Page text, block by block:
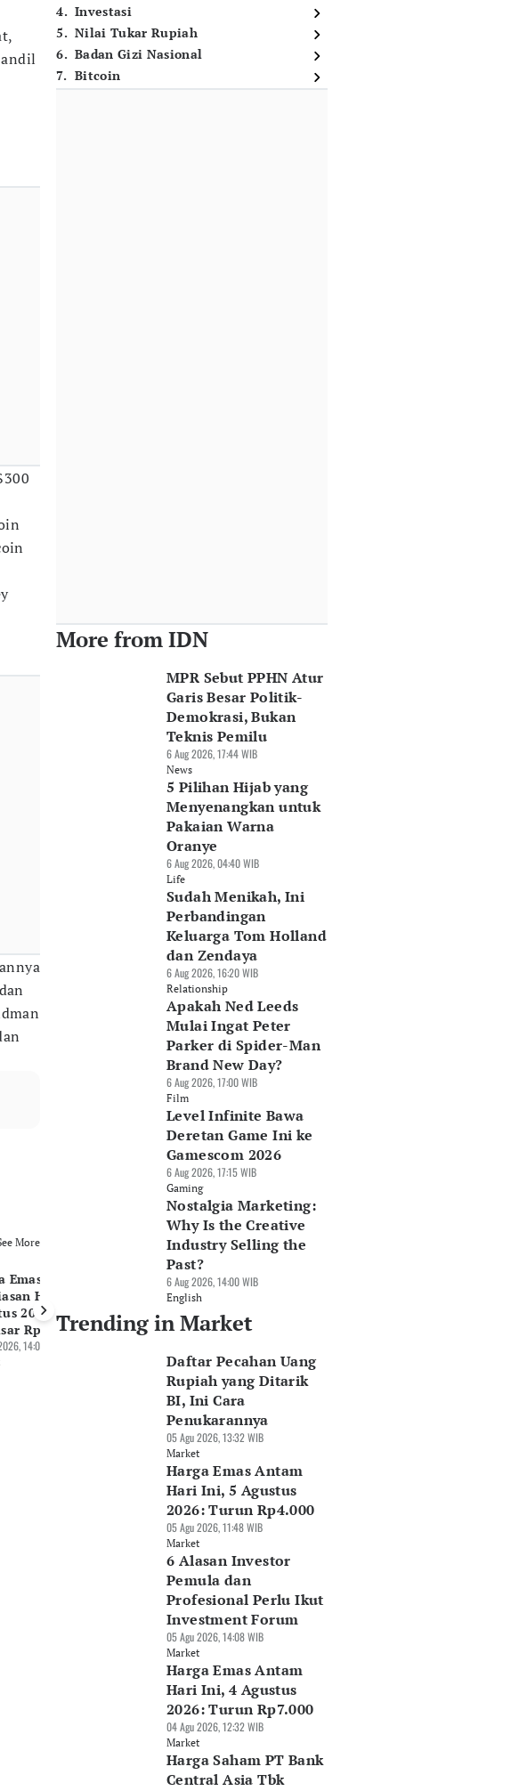
More
Emas
Hari Ini, 6
2026:
Rp688 Ribu
14:07 WIB
5 Perbedaan S&P
500, Dow Jones, dan
Nasdaq
06 Agu 2026, 13:31 WIB
Market
4. Investasi
5. Nilai Tukar Rupiah
6. Badan Gizi Nasional
7. Bitcoin
More from IDN
MPR Sebut PPHN Atur
Garis Besar Politik-
Demokrasi, Bukan
Teknis Pemilu
6 Aug 2026, 17:44 WIB
News
5 Pilihan Hijab yang
Menyenangkan untuk
Pakaian Warna
Oranye
6 Aug 2026, 04:40 WIB
Life
Sudah Menikah, Ini
Perbandingan
Keluarga Tom Holland
dan Zendaya
6 Aug 2026, 16:20 WIB
Relationship
Apakah Ned Leeds
Mulai Ingat Peter
Parker di Spider-Man
Brand New Day?
6 Aug 2026, 17:00 WIB
Film
Level Infinite Bawa
Deretan Game Ini ke
Gamescom 2026
6 Aug 2026, 17:15 WIB
Gaming
Nostalgia Marketing:
Why Is the Creative
Industry Selling the
Past?
6 Aug 2026, 14:00 WIB
English
Trending in Market
Daftar Pecahan Uang
Rupiah yang Ditarik
BI, Ini Cara
Penukarannya
05 Agu 2026, 13:32 WIB
Market
Harga Emas Antam
Hari Ini, 5 Agustus
2026: Turun Rp4.000
05 Agu 2026, 11:48 WIB
Market
6 Alasan Investor
Pemula dan
Profesional Perlu Ikut
Investment Forum
05 Agu 2026, 14:08 WIB
Market
Harga Emas Antam
Hari Ini, 4 Agustus
2026: Turun Rp7.000
04 Agu 2026, 12:32 WIB
Market
Harga Saham PT Bank
Central Asia Tbk